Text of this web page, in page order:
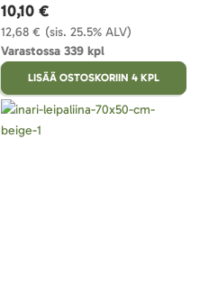
(sis. 25.5% ALV)
12,68 €
10,10 €
Varastossa 339 kpl
LISÄÄ OSTOSKORIIN 4 KPL